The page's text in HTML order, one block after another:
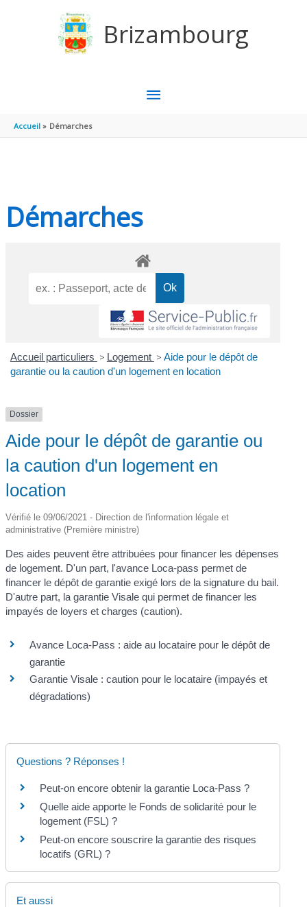
Brizambourg
MENU
Accueil Démarches
Démarches
Accueil particuliers > Logement > Aide pour le dépôt de
garantie ou la caution d'un logement en location
Dossier
Aide pour le dépôt de garantie ou
la caution d'un logement en
location
Vérifié le 09/06/2021 - Direction de l'information légale et
administrative (Première ministre)
Des aides peuvent être attribuées pour financer les dépenses
de logement. D'un part, l'avance Loca-pass permet de
financer le dépôt de garantie exigé lors de la signature du bail.
D'autre part, la garantie Visale qui permet de financer les
impayés de loyers et charges (caution).
Avance Loca-Pass : aide au locataire pour le dépôt de
garantie
Garantie Visale : caution pour le locataire (impayés et
dégradations)
Questions ? Réponses !
Peut-on encore obtenir la garantie Loca-Pass ?
Quelle aide apporte le Fonds de solidarité pour le
logement (FSL) ?
Peut-on encore souscrire la garantie des risques
locatifs (GRL) ?
Et aussi